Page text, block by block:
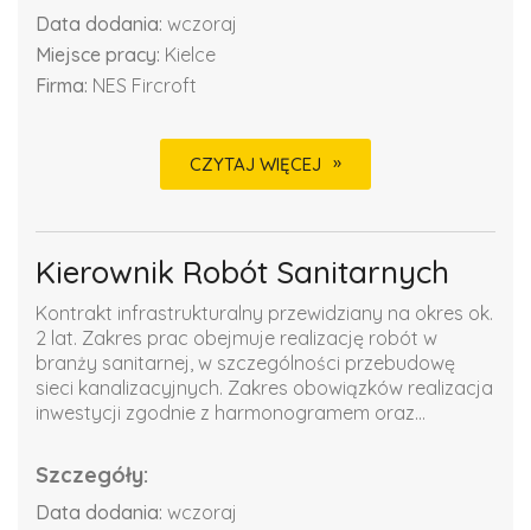
Data dodania: wczoraj
Miejsce pracy: Kielce
Firma: NES Fircroft
CZYTAJ WIĘCEJ
Kierownik Robót Sanitarnych
Kontrakt infrastrukturalny przewidziany na okres ok.
2 lat. Zakres prac obejmuje realizację robót w
branży sanitarnej, w szczególności przebudowę
sieci kanalizacyjnych. Zakres obowiązków realizacja
inwestycji zgodnie z harmonogramem oraz...
Szczegóły:
Data dodania: wczoraj